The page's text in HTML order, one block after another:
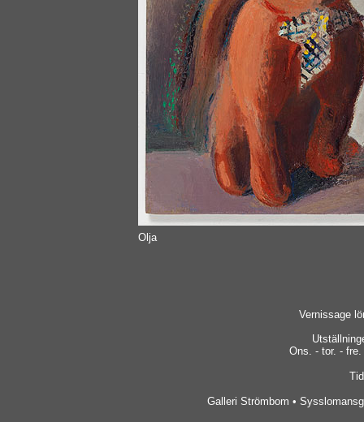
Olja
Vernissage
Ons. - tor. -
Galleri Strömbom •